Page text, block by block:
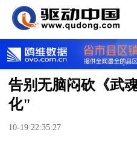
告别无脑闷砍《武
化"
10-19 22:35:27